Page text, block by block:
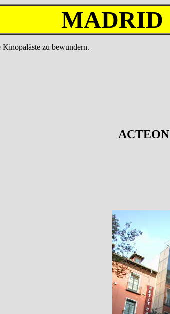
MADRID
zu bewundern.
ACTEON